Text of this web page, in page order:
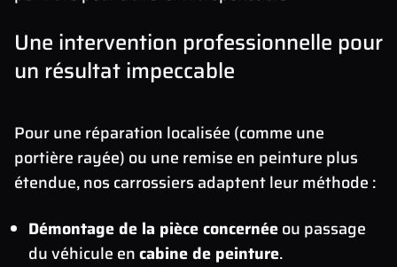
Une intervention professionnelle pour
un résultat impeccable
Pour une réparation localisée (comme une
portière rayée) ou une remise en peinture plus
étendue, nos carrossiers adaptent leur méthode :
Démontage de la pièce concernéeou passage
du véhicule encabine de peinture.